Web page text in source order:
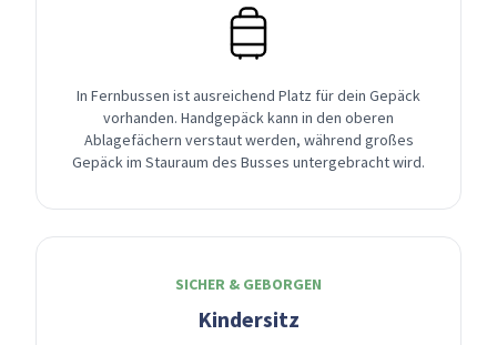
In Fernbussen ist ausreichend Platz für dein Gepäck
vorhanden. Handgepäck kann in den oberen
Ablagefächern verstaut werden, während großes
Gepäck im Stauraum des Busses untergebracht wird.
SICHER & GEBORGEN
Kindersitz